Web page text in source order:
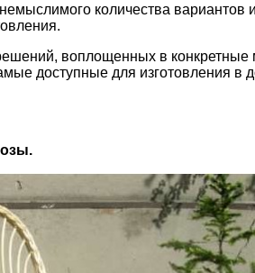
количества
воплощенных в
доступные для изготовления в